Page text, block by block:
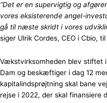
“Det er en supervigtig og
vores eksisterende angel-
gå til næste skridt i vores
siger Ulrik Cordes, CEO i Cbio,
Vækstvirksomheden blev stiftet
Dam og beskæftiger i dag 12
kapitalindsprøjtning skal bane
rejse i 2022, der skal finansiere